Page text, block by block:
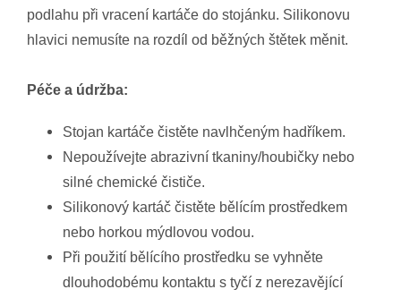
podlahu při vracení kartáče do stojánku. Silikonovu
hlavici nemusíte na rozdíl od běžných štětek měnit.
Péče a údržba:
Stojan kartáče čistěte navlhčeným hadříkem.
Nepoužívejte abrazivní tkaniny/houbičky nebo
silné chemické čističe.
Silikonový kartáč čistěte bělícím prostředkem
nebo horkou mýdlovou vodou.
Při použití bělícího prostředku se vyhněte
dlouhodobému kontaktu s tyčí z nerezavějící